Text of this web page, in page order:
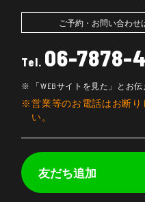
ご予約・お問い合わせ
Tel. 06-7878-
「WEBサイトを見た」とお伝
営業等のお電話はお断
い。
友だち追加